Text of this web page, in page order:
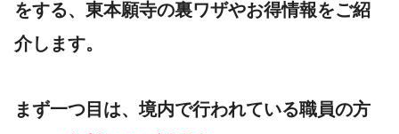
をする、東本願寺の裏ワザやお得情報をご紹
介します。
まず一つ目は、境内で行われている職員の方